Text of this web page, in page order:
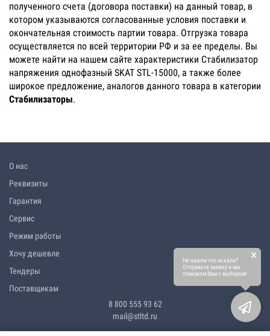
полученного счета (договора поставки) на данный товар, в
котором указываются согласованные условия поставки и
окончательная стоимость партии товара. Отгрузка товара
осуществляется по всей территории РФ и за ее пределы. Вы
можете найти на нашем сайте характеристики Стабилизатор
напряжения однофазный SKAT STL-15000, а также более
широкое предложение, аналогов данного товара в категории
Стабилизаторы.
О нас
Реквизиты
Гарантия
Сервис
Режим работы
Хочу дешевле
Тендеры
Поставщикам
8 800 555 93 62
mail@stltd.ru
Не нашли что искали?
Отправьте заявку и мы
поможем Вам с выбором!
×